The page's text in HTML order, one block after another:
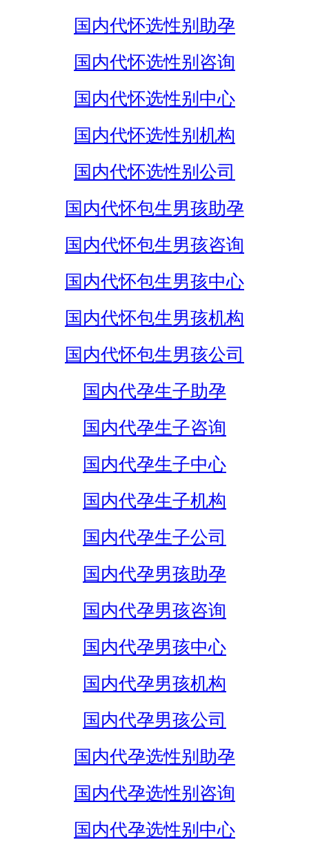
国内代怀选性别助孕
国内代怀选性别咨询
国内代怀选性别中心
国内代怀选性别机构
国内代怀选性别公司
国内代怀包生男孩助孕
国内代怀包生男孩咨询
国内代怀包生男孩中心
国内代怀包生男孩机构
国内代怀包生男孩公司
国内代孕生子助孕
国内代孕生子咨询
国内代孕生子中心
国内代孕生子机构
国内代孕生子公司
国内代孕男孩助孕
国内代孕男孩咨询
国内代孕男孩中心
国内代孕男孩机构
国内代孕男孩公司
国内代孕选性别助孕
国内代孕选性别咨询
国内代孕选性别中心